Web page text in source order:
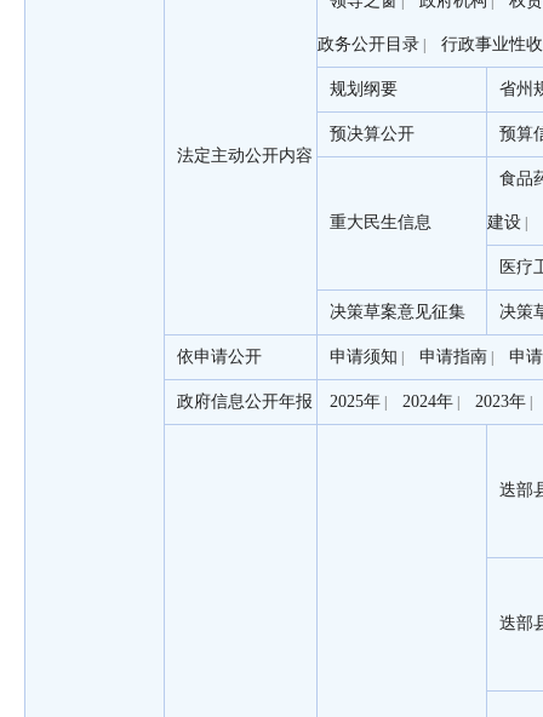
法定主动公开内容
政务公开目录 行政事业性
规划纲要 省州
预决算公开 预算
重大民生信息
食品
建设
医疗
决策草案意见征集 决策
依申请公开 申请须知 申请指南 申
政府信息公开年报 2025年 2024年 2023年
迭部
迭部